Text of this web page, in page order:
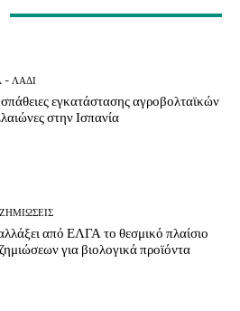
- ΛΆΔΙ
εγκατάστασης αγροβολταϊκών
στην Ισπανία
από ΕΛΓΑ το θεσμικό πλαίσιο
για βιολογικά προϊόντα